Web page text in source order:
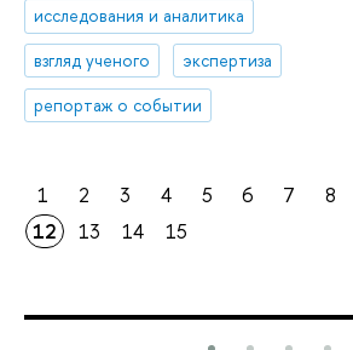
исследования и аналитика
взгляд ученого
экспертиза
репортаж о событии
1 2 3 4 5 6 7 8
12
13 14 15